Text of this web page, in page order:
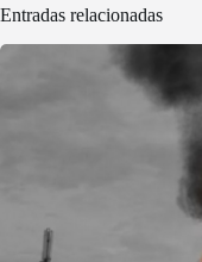
Entradas relacionadas